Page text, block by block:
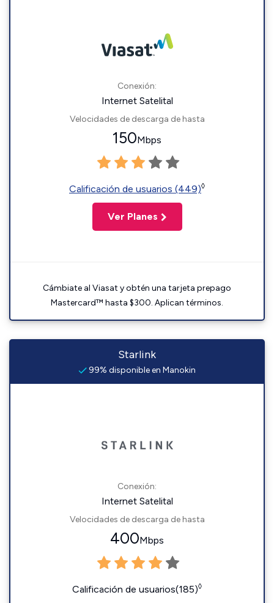
Conexión:
Internet Satelital
Velocidades de descarga de hasta
150Mbps
Calificación de usuarios (449)◊
Ver Planes
Cámbiate al Viasat y obtén una tarjeta prepago
Mastercard™ hasta $300. Aplican términos.
Starlink
99% disponible en Manokin
Conexión:
Internet Satelital
Velocidades de descarga de hasta
400Mbps
Calificación de usuarios(185)◊